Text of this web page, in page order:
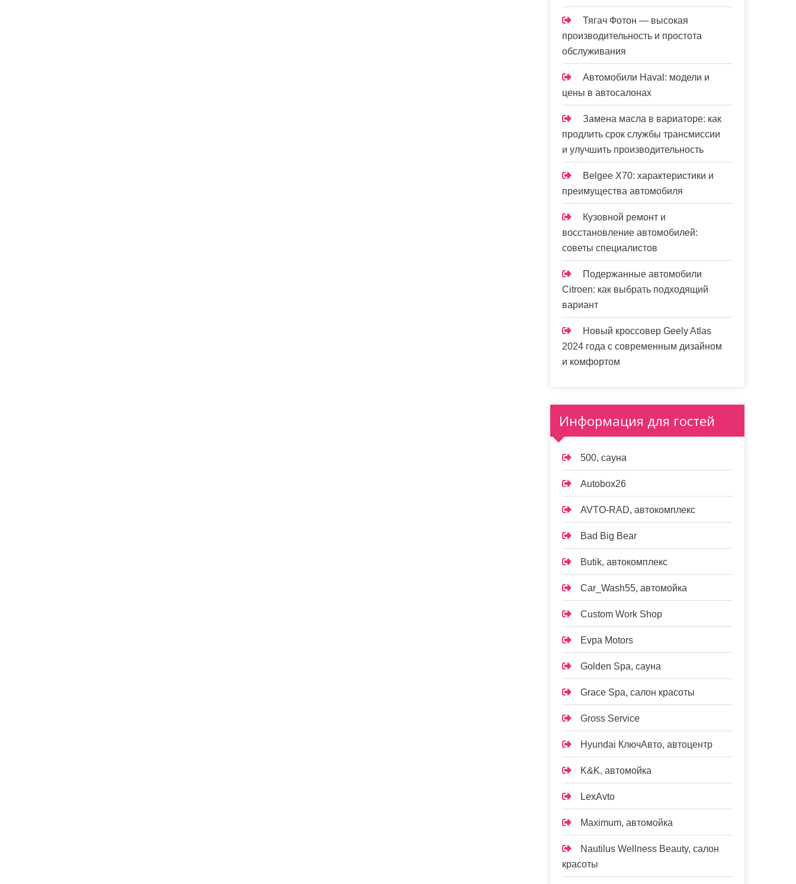
Тягач Фотон — высокая
производительность и простота
обслуживания
Автомобили Haval: модели и
цены в автосалонах
Замена масла в вариаторе: как
продлить срок службы трансмиссии
и улучшить производительность
Belgee X70: характеристики и
преимущества автомобиля
Кузовной ремонт и
восстановление автомобилей:
советы специалистов
Подержанные автомобили
Citroen: как выбрать подходящий
вариант
Новый кроссовер Geely Atlas
2024 года с современным дизайном
и комфортом
Информация для гостей
500, сауна
Autobox26
AVTO-RAD, автокомплекс
Bad Big Bear
Butik, автокомплекс
Car_Wash55, автомойка
Custom Work Shop
Evpa Motors
Golden Spa, сауна
Grace Spa, салон красоты
Gross Service
Hyundai КлючАвто, автоцентр
K&K, автомойка
LexAvto
Maximum, автомойка
Nautilus Wellness Beauty, салон
красоты